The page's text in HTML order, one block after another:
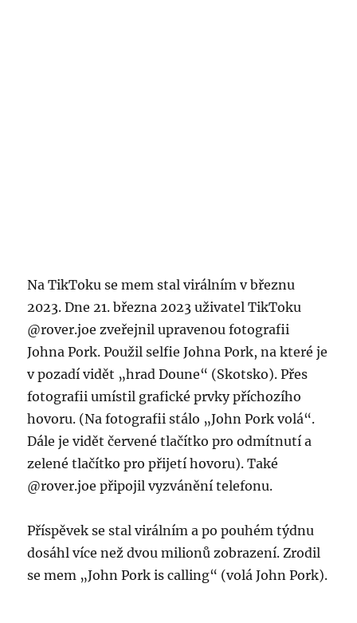
Na TikToku se mem stal virálním v březnu
2023. Dne 21. března 2023 uživatel TikToku
@rover.joe zveřejnil upravenou fotografii
Johna Pork. Použil selfie Johna Pork, na které je
v pozadí vidět „hrad Doune“ (Skotsko). Přes
fotografii umístil grafické prvky příchozího
hovoru. (Na fotografii stálo „John Pork volá“.
Dále je vidět červené tlačítko pro odmítnutí a
zelené tlačítko pro přijetí hovoru). Také
@rover.joe připojil vyzvánění telefonu.
Příspěvek se stal virálním a po pouhém týdnu
dosáhl více než dvou milionů zobrazení. Zrodil
se mem „John Pork is calling“ (volá John Pork).